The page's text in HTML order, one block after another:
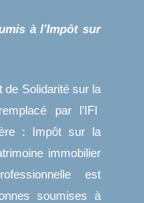
à l’Impôt sur
de Solidarité sur la
par l’IFI
: Impôt sur la
immobilier
est
soumises à